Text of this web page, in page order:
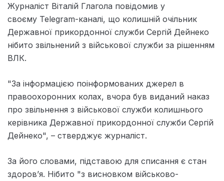
Журналіст Віталій Глагола повідомив у
своєму Telegram-каналі, що колишній очільник
Державної прикордонної служби Сергій Дейнеко
нібито звільнений з військової служби за рішенням
ВЛК.
"За інформацією поінформованих джерел в
правоохоронних колах, вчора був виданий наказ
про звільнення з військової служби колишнього
керівника Державної прикордонної служби Сергій
Дейнеко", – стверджує журналіст.
За його словами, підставою для списання є стан
здоров’я. Нібито "з висновком військово-